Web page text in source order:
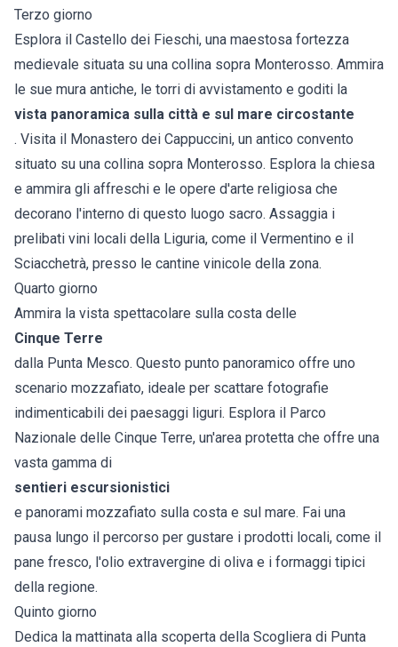
Terzo giorno
Esplora il Castello dei Fieschi, una maestosa fortezza
medievale situata su una collina sopra Monterosso. Ammira
le sue mura antiche, le torri di avvistamento e goditi la
vista panoramica sulla città e sul mare circostante
. Visita il Monastero dei Cappuccini, un antico convento
situato su una collina sopra Monterosso. Esplora la chiesa
e ammira gli affreschi e le opere d'arte religiosa che
decorano l'interno di questo luogo sacro. Assaggia i
prelibati vini locali della Liguria, come il Vermentino e il
Sciacchetrà, presso le cantine vinicole della zona.
Quarto giorno
Ammira la vista spettacolare sulla costa delle
Cinque Terre
dalla Punta Mesco. Questo punto panoramico offre uno
scenario mozzafiato, ideale per scattare fotografie
indimenticabili dei paesaggi liguri. Esplora il Parco
Nazionale delle Cinque Terre, un'area protetta che offre una
vasta gamma di
sentieri escursionistici
e panorami mozzafiato sulla costa e sul mare. Fai una
pausa lungo il percorso per gustare i prodotti locali, come il
pane fresco, l'olio extravergine di oliva e i formaggi tipici
della regione.
Quinto giorno
Dedica la mattinata alla scoperta della Scogliera di Punta